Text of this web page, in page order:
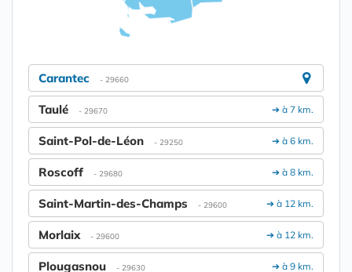
Carantec - 29660
➔ à 7 km.
Taulé - 29670
➔ à 6 km.
Saint-Pol-de-Léon - 29250
➔ à 8 km.
Roscoff - 29680
➔ à 12 km.
Saint-Martin-des-Champs - 29600
➔ à 12 km.
Morlaix - 29600
➔ à 9 km.
Plougasnou - 29630